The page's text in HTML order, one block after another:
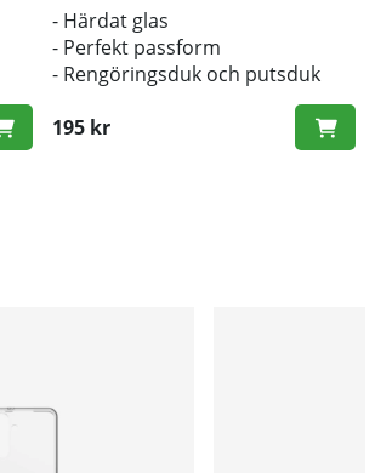
- Härdat glas
- Perfekt passform
- Rengöringsduk och putsduk
195 kr